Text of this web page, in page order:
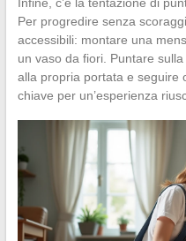
Per progredire senza
accessibili: montare una
un vaso da fiori. Puntare sulla
alla propria portata e seguire
chiave per un’esperienza